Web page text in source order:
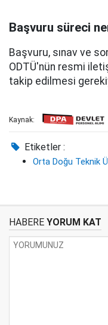
Başvuru süreci
Başvuru, sınav ve
ODTÜ'nün resmi
takip edilmesi
Kaynak:
Etiketler :
Orta Doğu Teknik
HABERE YORUM KAT